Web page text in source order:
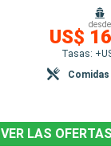
desde
US$
Tasas:
VER LAS OFERTAS